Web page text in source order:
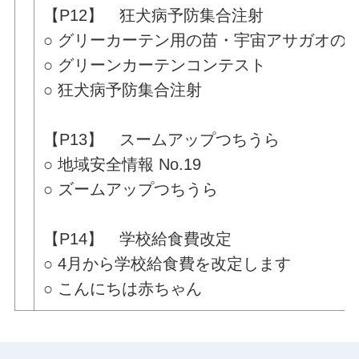
【P12】 狂犬病予防集合注射
○ グリーカーテン用の苗・宇宙アサガオの
○ グリーンカーテンコンテスト
○ 狂犬病予防集合注射
【P13】 スームアップつちうら
○ 地域安全情報 No.19
○ ズームアップつちうら
【P14】 学校給食費改定
○ 4月から学校給食費を改定します
○ こんにちは赤ちゃん